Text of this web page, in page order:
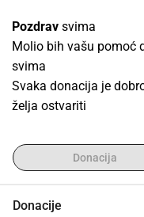
Pozdrav svima
Molio bih vašu pomoć
svima
Svaka donacija je
želja ostvariti
Donacija
Donacije